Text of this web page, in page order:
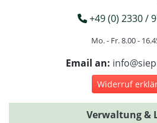
+49 (0) 2330 /
Mo. - Fr. 8.00 -
Email an:
Widerruf
Verwaltung &